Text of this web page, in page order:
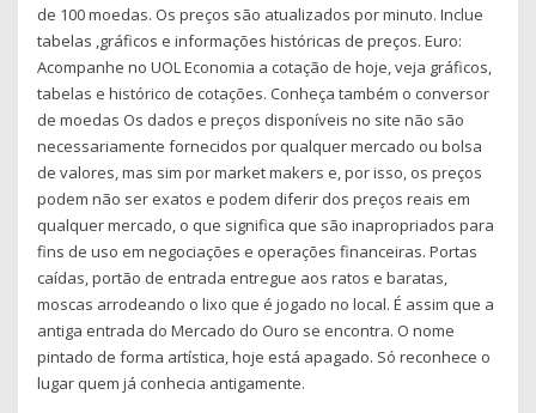
de 100 moedas. Os preços são atualizados por minuto. Inclue
tabelas ,gráficos e informações históricas de preços. Euro:
Acompanhe no UOL Economia a cotação de hoje, veja gráficos,
tabelas e histórico de cotações. Conheça também o conversor
de moedas Os dados e preços disponíveis no site não são
necessariamente fornecidos por qualquer mercado ou bolsa
de valores, mas sim por market makers e, por isso, os preços
podem não ser exatos e podem diferir dos preços reais em
qualquer mercado, o que significa que são inapropriados para
fins de uso em negociações e operações financeiras. Portas
caídas, portão de entrada entregue aos ratos e baratas,
moscas arrodeando o lixo que é jogado no local. É assim que a
antiga entrada do Mercado do Ouro se encontra. O nome
pintado de forma artística, hoje está apagado. Só reconhece o
lugar quem já conhecia antigamente.